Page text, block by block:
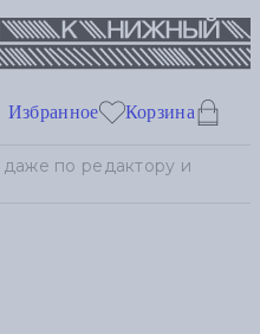
Избранное Корзина